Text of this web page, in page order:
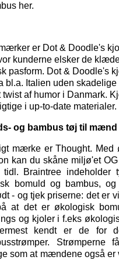
her.
er Dot & Doodle's
kunderne elsker de
pasform. Dot & Doodle's
bl.a. Italien uden skadelige
af humor i Danmark.
i up-to-date materialer.
og bambus tøj til
mærke erThought. Med
kan du skåne miljø'et
Braintree indeholder
bomuld og bambus,
- og tjek priserne: det er
at det er økologisk
og kjoler i f.eks
kendt er de for
Strømperne
som at mændene også er